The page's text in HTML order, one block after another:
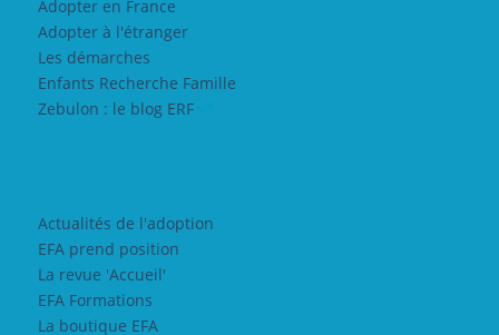
Adopter en France
Adopter à l'étranger
Les démarches
Enfants Recherche Famille
Zebulon : le blog ERF
Actualités de l'adoption
EFA prend position
La revue 'Accueil'
EFA Formations
La boutique EFA